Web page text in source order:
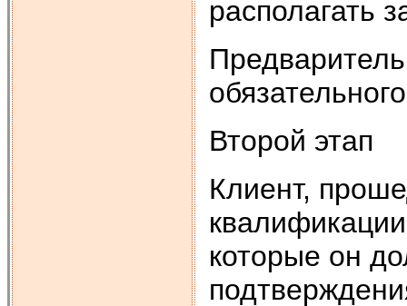
располагать
Второй этап
Клиент,
которые он